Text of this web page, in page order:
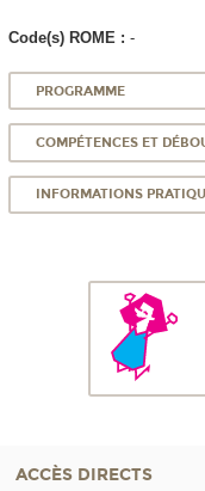
Code(s) ROME : -
PROGRAMME
COMPÉTENCES ET
INFORMATIONS
ACCÈS DIRECTS